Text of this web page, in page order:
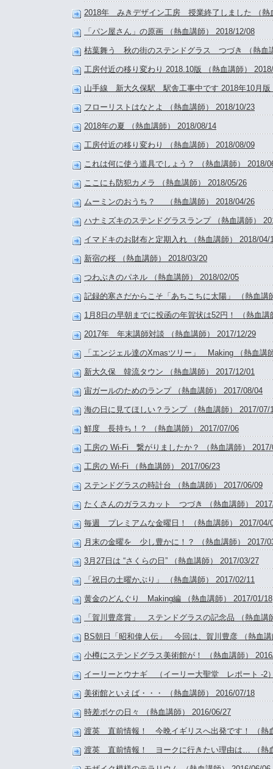
2018年 みきデザイン工房 授業終了しました （熱
「パン屋さん」の原画 （熱血講師） 2018/12/08
枯葉舞う 秋の街のステンドグラス つづき （熱血
工房付近の移り変わり 2018.10版 （熱血講師）
山手線 新大久保駅 駅舎工事中です 2018年10月版
フローリストはなとよ （熱血講師） 2018/10/23
2018年の夏 （熱血講師） 2018/08/14
工房付近の移り変わり （熱血講師） 2018/08/09
これは何に使う道具でしょう？ （熱血講師） 2018/
ここにも防犯カメラ （熱血講師） 2018/05/26
ムーミンのおうち？ （熱血講師） 2018/04/26
ハナミズキのステンドグラスランプ （熱血講師）
イマドキのお財布と定期入れ （熱血講師） 2018/04/
新宿の桜 （熱血講師） 2018/03/20
つわぶきのパネル （熱血講師） 2018/02/05
記録的寒さだからこそ「あちこちに太陽」 （熱血講
1月8日の早朝までに投函の年賀状は52円！ （熱血講
2017年 年末講師対談 （熱血講師） 2017/12/29
「エンジェル達のXmasツリー」 Making （熱血講
新大久保 韓流タウン （熱血講師） 2017/12/01
宙ガールのためのランプ （熱血講師） 2017/08/04
海の日に見てほしい？ランプ （熱血講師） 2017/07/
鮮度 長持ち！？ （熱血講師） 2017/07/06
工房の Wi-Fi 繋がりましたか？ （熱血講師） 2017/
工房の Wi-Fi （熱血講師） 2017/06/23
ステンドグラスの時計台 （熱血講師） 2017/06/09
たくさんのガラスカット つづき （熱血講師）
毎週 プレミアムな金曜日！ （熱血講師） 2017/04/
月末の金曜を 少し豊かに！？ （熱血講師） 2017/
3月27日は “さくらの日” （熱血講師） 2017/03/27
「祝日の土曜かぶり」 （熱血講師） 2017/02/11
黄金のどんぐり Making編 （熱血講師） 2017/01/18
「賀川豊彦賞」 ステンドグラスの記念品 （熱血講
BS朝日「昭和偉人伝」 今回は、賀川豊彦 （熱血講
小樽にステンドグラス美術館が！ （熱血講師）
イーリーとウナギ （イーリー大聖堂 レポート -2
美術館といえば・・・ （熱血講師） 2016/07/18
時差ボケの日々 （熱血講師） 2016/06/27
渡英 直前情報！ 今晩イギリスへ出発です！ （熱
渡英 直前情報！ ヨークに行きたい理由は… （熱